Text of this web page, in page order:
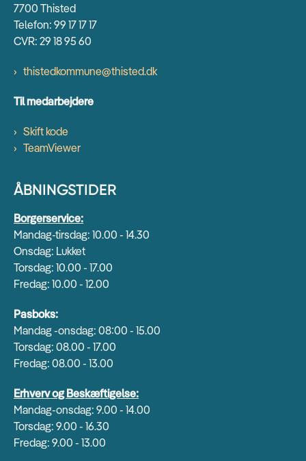
7700 Thisted
Telefon: 99 17 17 17
CVR: 29 18 95 60
thistedkommune@thisted.dk
Til medarbejdere
Skift kode
TeamViewer
ÅBNINGSTIDER
Borgerservice:
Mandag-tirsdag: 10.00 - 14.30
Onsdag: Lukket
Torsdag: 10.00 - 17.00
Fredag: 10.00 - 12.00
Pasboks:
Mandag -onsdag: 08:00 - 15.00
Torsdag: 08.00 - 17.00
Fredag: 08.00 - 13.00
Erhverv og Beskæftigelse:
Mandag-onsdag: 9.00 - 14.00
Torsdag: 9.00 - 16.30
Fredag: 9.00 - 13.00